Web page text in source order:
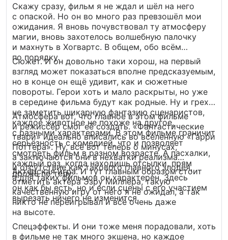
Скажу сразу, фильм я не ждал и шёл на него
с опаской. Но он во много раз превзошёл мои
ожидания. Я вновь почувствовал ту атмосферу
магии, вновь захотелось волшебную палочку
и махнуть в Хогвартс. В общем, обо всём
по порядку.
Сюжет. И он довольно таки хорош, на первый
взгляд может показаться вполне предсказуемым,
но в конце он ещё удивит, как и сюжетные
повороты. Герои хоть и мало раскрыты, но уже
в середине фильма будут как родные. Ну и грех
не заметить шикарную фантазию сценаристов,
каждое животное не похоже на другое,
с разными характерами. В этом фильме граничит
серьёзность с комедией, что и позволяет
смотреть фильм в разном возрасте. А пасхалки,
каждый раз, когда находишь отсылки, прям
дрожь по телу.
Атмосфера вот, что главное в этом фильме
и режиссёр смог её создать. «Фантастические
твари» идеально вписались во вселенную «Гарри
Поттера». Ну, всё вот теперь о минусах,
а заключаются они в нехватки реализма
и отсутствие как такового главного злодея,
а для таких фильмов он характерен. Здесь
он как бы есть, но и если сцены с его участием
вырезать ничего не изменится.
Актёрская игра. И тут главным образом стоит
отметить актёра Эзру Миллера, такую
качественную игру от него я не ожидал, а так
никто не переигрывал и всё очень даже
на высоте.
Спецэффекты. И они тоже меня порадовали, хоть
в фильме не так много экшена, но каждое